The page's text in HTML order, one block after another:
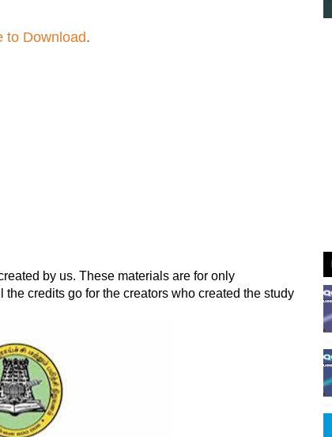
to Download.
by us. These materials are for only
credits go for the creators who created the study